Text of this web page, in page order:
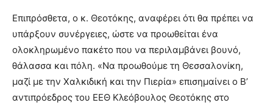
Επιπρόσθετα, ο κ. Θεοτόκης, αναφέρει ότι θα πρέπει να
υπάρξουν συνέργειες, ώστε να προωθείται ένα
ολοκληρωμένο πακέτο που να περιλαμβάνει βουνό,
θάλασσα και πόλη. «Να προωθούμε τη Θεσσαλονίκη,
μαζί με την Χαλκιδική και την Πιερία» επισημαίνει ο Β’
αντιπρόεδρος του ΕΕΘ Κλεόβουλος Θεοτόκης στο